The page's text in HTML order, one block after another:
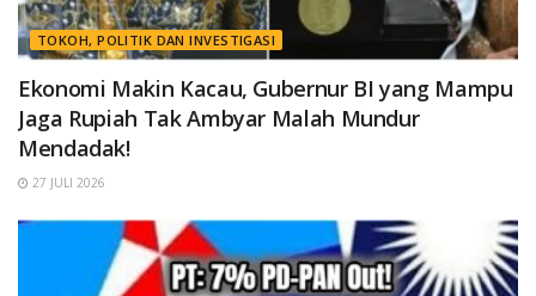
TOKOH, POLITIK DAN INVESTIGASI
Ekonomi Makin Kacau, Gubernur BI yang Mampu
Jaga Rupiah Tak Ambyar Malah Mundur
Mendadak!
27 JULI 2026